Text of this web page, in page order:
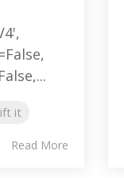
it
Read More